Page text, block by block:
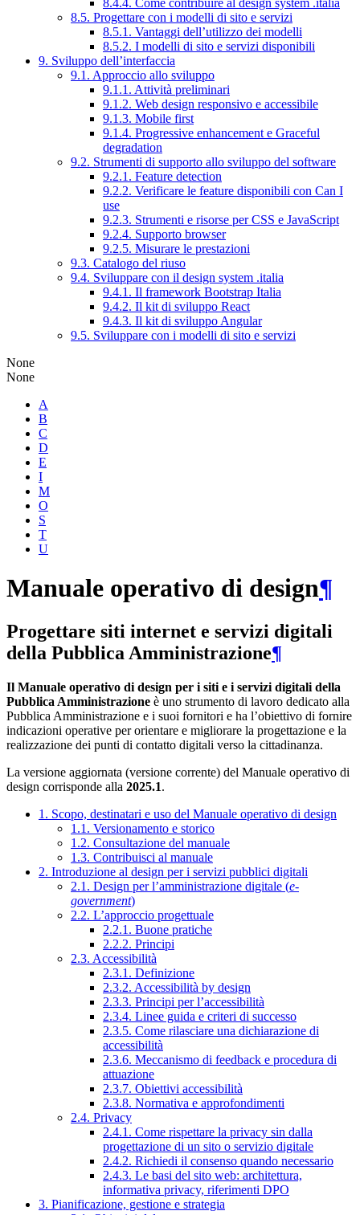
8.4.4. Come contribuire al design system .italia
8.5. Progettare con i modelli di sito e servizi
8.5.1. Vantaggi dell’utilizzo dei modelli
8.5.2. I modelli di sito e servizi disponibili
9. Sviluppo dell’interfaccia
9.1. Approccio allo sviluppo
9.1.1. Attività preliminari
9.1.2. Web design responsivo e accessibile
9.1.3. Mobile first
9.1.4. Progressive enhancement e Graceful
degradation
9.2. Strumenti di supporto allo sviluppo del software
9.2.1. Feature detection
9.2.2. Verificare le feature disponibili con Can I
use
9.2.3. Strumenti e risorse per CSS e JavaScript
9.2.4. Supporto browser
9.2.5. Misurare le prestazioni
9.3. Catalogo del riuso
9.4. Sviluppare con il design system .italia
9.4.1. Il framework Bootstrap Italia
9.4.2. Il kit di sviluppo React
9.4.3. Il kit di sviluppo Angular
9.5. Sviluppare con i modelli di sito e servizi
None
None
A
B
C
D
E
I
M
O
S
T
U
Manuale operativo di design¶
Progettare siti internet e servizi digitali
della Pubblica Amministrazione¶
Il Manuale operativo di design per i siti e i servizi digitali della
Pubblica Amministrazione è uno strumento di lavoro dedicato alla
Pubblica Amministrazione e i suoi fornitori e ha l’obiettivo di fornire
indicazioni operative per orientare e migliorare la progettazione e la
realizzazione dei punti di contatto digitali verso la cittadinanza.
La versione aggiornata (versione corrente) del Manuale operativo di
design corrisponde alla 2025.1.
1. Scopo, destinatari e uso del Manuale operativo di design
1.1. Versionamento e storico
1.2. Consultazione del manuale
1.3. Contribuisci al manuale
2. Introduzione al design per i servizi pubblici digitali
2.1. Design per l’amministrazione digitale (e-
government)
2.2. L’approccio progettuale
2.2.1. Buone pratiche
2.2.2. Principi
2.3. Accessibilità
2.3.1. Definizione
2.3.2. Accessibilità by design
2.3.3. Principi per l’accessibilità
2.3.4. Linee guida e criteri di successo
2.3.5. Come rilasciare una dichiarazione di
accessibilità
2.3.6. Meccanismo di feedback e procedura di
attuazione
2.3.7. Obiettivi accessibilità
2.3.8. Normativa e approfondimenti
2.4. Privacy
2.4.1. Come rispettare la privacy sin dalla
progettazione di un sito o servizio digitale
2.4.2. Richiedi il consenso quando necessario
2.4.3. Le basi del sito web: architettura,
informativa privacy, riferimenti DPO
3. Pianificazione, gestione e strategia